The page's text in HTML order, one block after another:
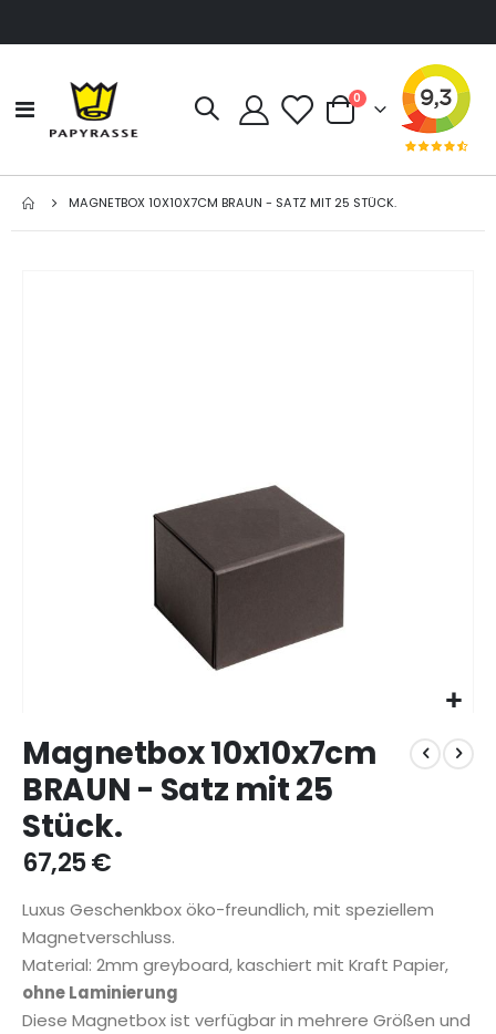
Navigation
umschalten
Cart
0Artikel
MAGNETBOX 10X10X7CM BRAUN - SATZ MIT 25 STÜCK.
Anfang
der
Bildgalerie
springen
Magnetbox 10x10x7cm
BRAUN - Satz mit 25
Stück.
67,25 €
Luxus Geschenkbox öko-freundlich, mit speziellem
Magnetverschluss.
Material: 2mm greyboard, kaschiert mit Kraft Papier,
ohne Laminierung
Diese Magnetbox ist verfügbar in mehrere Größen und